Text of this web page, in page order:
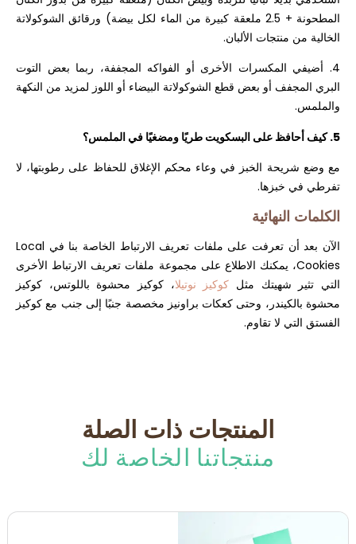
المطحونة + 2.5 ملعقة كبيرة من الماء لكل بيضة) ورقائق الشوكولاتة
الخالية من منتجات الألبان.
4. أضيفي المكسرات الأخرى أو الفواكه المجففة، ربما بعض التوت
البري المجفف أو بعض قطع الشوكولاتة البيضاء أو اللوز لمزيد من النكهة
والملمس.
5. كيف أحافظ على البسكويت طريًا ومضغيًا في الملمس؟
مع وضع شريحة الخبز في وعاء محكم الإغلاق للحفاظ على رطوبتها، لا
تفرطي في خبزها.
الكلمات النهائية
الآن بعد أن تعرفت على ملفات تعريف الارتباط الخاصة بنا في Local
Cookies، يمكنك الاطلاع على مجموعة ملفات تعريف الارتباط الأخرى
التي تثير شهيتك مثل كوكيز نوتيلا، كوكيز محشوة باللوتس، كوكيز
محشوة بالكيندر، وحتى كعكات براونيز مخصصة جنبًا إلى جنب مع كوكيز
الفستق التي لا تقاوم.
المنتجات ذات الصلة
منتجاتنا الخاصة لك